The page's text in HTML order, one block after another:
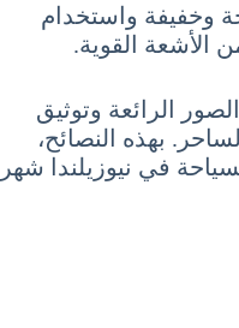
وخفيفة واستخدام
الأشعة القوية.
الرائعة وتوثيق
بهذه النصائح،
في نيوزيلندا شهر